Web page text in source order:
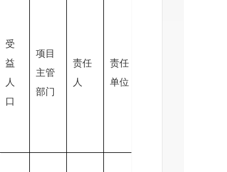
受
益
人
口
项目
主管
部门
责任
人
责任
单位